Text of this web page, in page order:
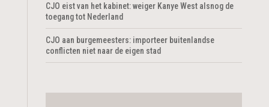
CJO eist van het kabinet: weiger Kanye West alsnog de
toegang tot Nederland
CJO aan burgemeesters: importeer buitenlandse
conflicten niet naar de eigen stad